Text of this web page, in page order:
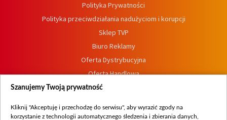
Polityka Prywatności
Polityka przeciwdziałania nadużyciom i korupcji
Sklep TVP
Biuro Reklamy
Oferta Dystrybucyjna
Oferta Handlowa
Dostępność
Procedura zgłoszeń wewnętrznych
Szanujemy Twoją prywatność
Kliknij "Akceptuję i przechodzę do serwisu", aby wyrazić zgody na
korzystanie z technologii automatycznego śledzenia i zbierania danych,